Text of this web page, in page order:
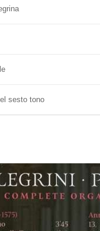
sesto tono